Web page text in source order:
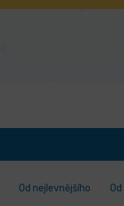
Od nejlevnějšího